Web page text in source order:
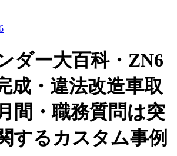
ダー大百科・ZN6
成・違法改造車取
間・職務質問は突
するカスタム事例